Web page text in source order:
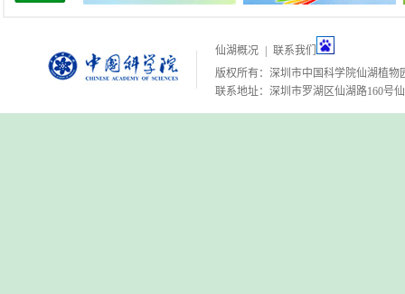
仙湖概况
联系我们
版权所有：深圳市中国科学院仙湖植物
联系地址：深圳市罗湖区仙湖路160号